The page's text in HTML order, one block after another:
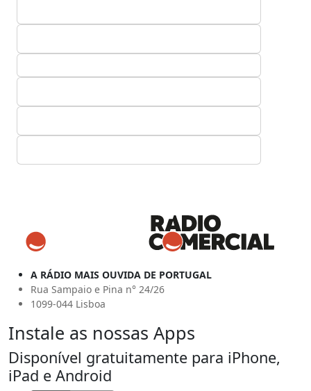
A RÁDIO MAIS OUVIDA DE PORTUGAL
Rua Sampaio e Pina n° 24/26
1099-044 Lisboa
Instale as nossas Apps
Disponível gratuitamente para iPhone,
iPad e Android